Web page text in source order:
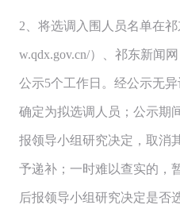
2、将选调入围人员名单在
w.qdx.gov.cn/）、祁东新闻网
公示5个工作日。经公示无
确定为拟选调人员；公示期
报领导小组研究决定，取消
予递补；一时难以查实的，
后报领导小组研究决定是否